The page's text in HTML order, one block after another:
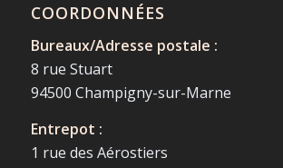
COORDONNÉES
Bureaux/Adresse postale :
8 rue Stuart
94500 Champigny-sur-Marne
Entrepot :
1 rue des Aérostiers